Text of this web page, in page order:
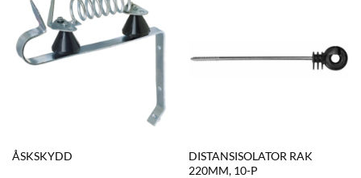
ÅSKSKYDD
DISTANSISOLATOR RAK
220MM, 10-P